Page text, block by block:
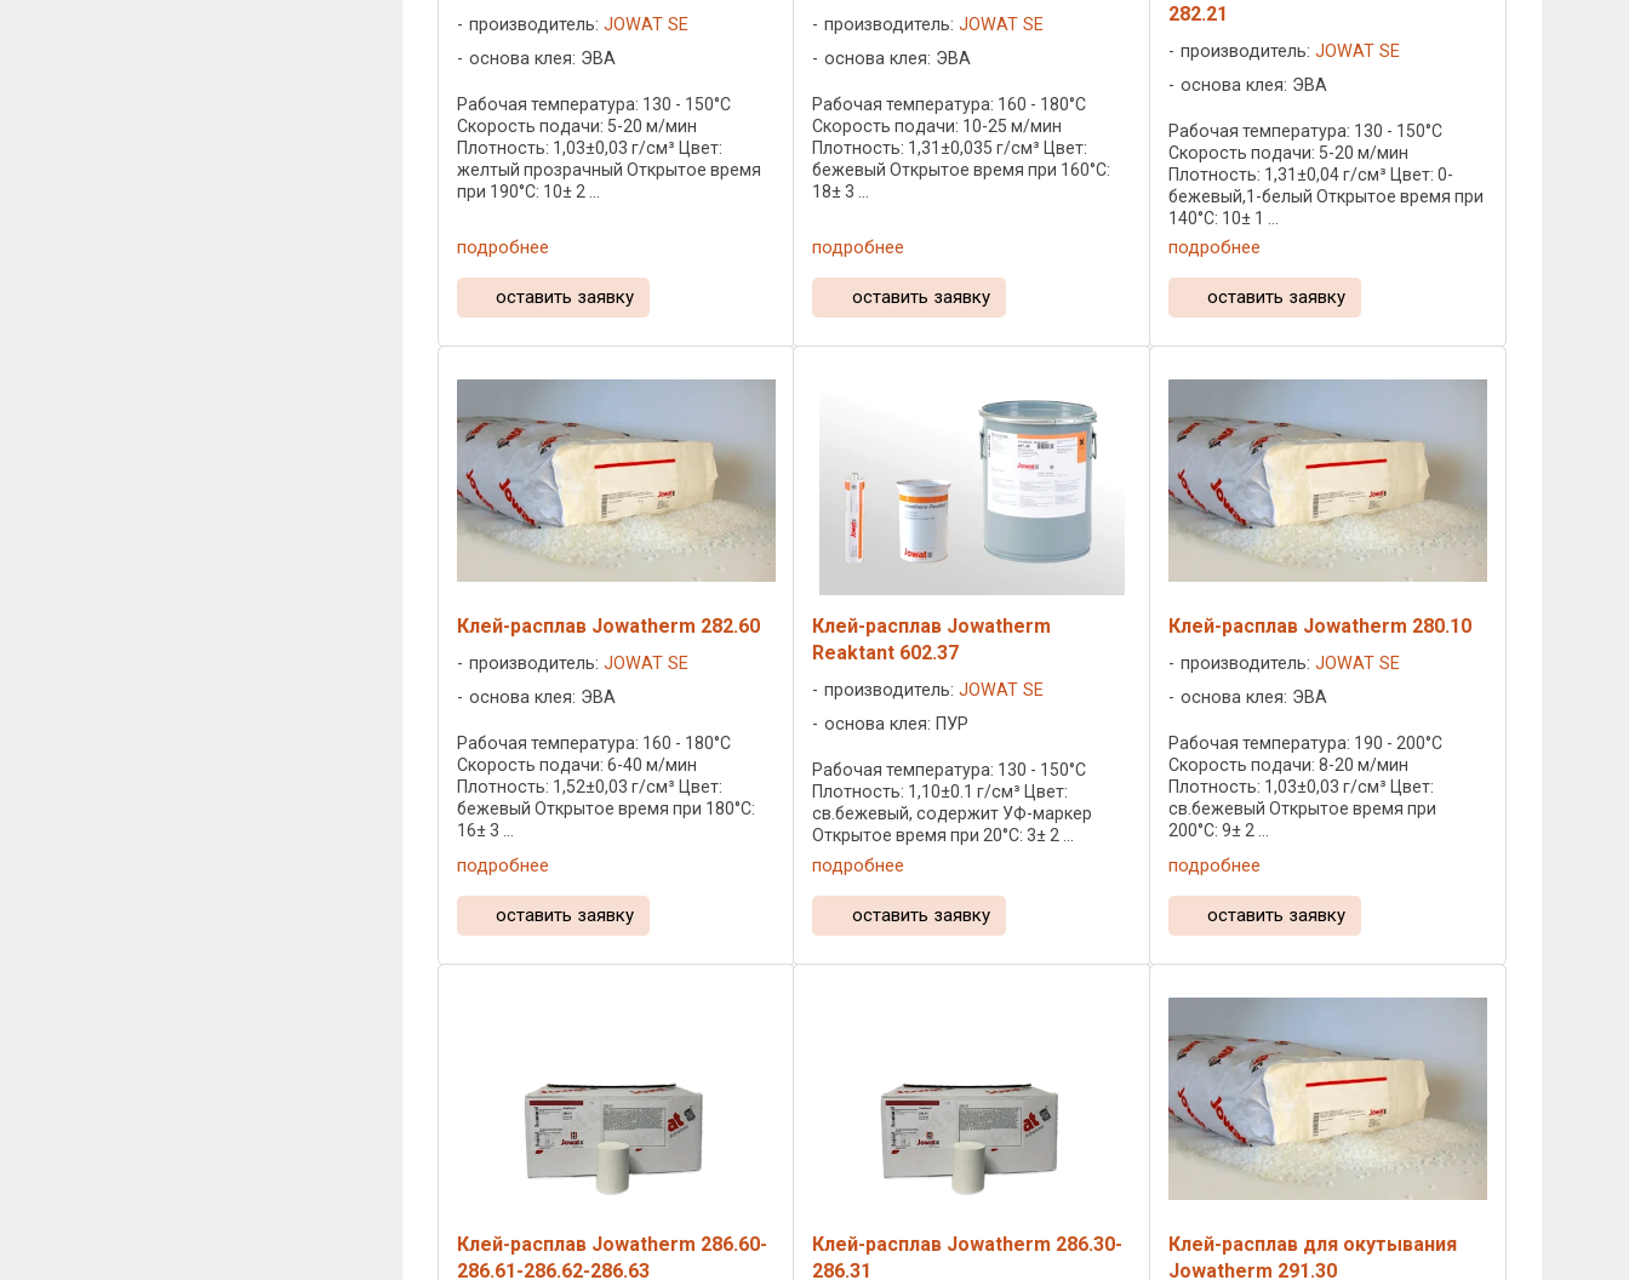
производитель: JOWAT SE
основа клея: ЭВА
Рабочая температура: 130 - 150°C
Скорость подачи: 5-20 м/мин
Плотность: 1,03±0,03 г/см³ Цвет:
желтый прозрачный Открытое время
при 190°C: 10± 2 ...
подробнее
оставить заявку
производитель:JOWAT SE
основа клея: ЭВА
Рабочая температура: 160 - 180°C
Скорость подачи: 10-25 м/мин
Плотность: 1,31±0,035 г/см³ Цвет:
бежевый Открытое время при 160°C:
18± 3 ...
подробнее
оставить заявку
282.21
производитель: JOWAT SE
основа клея: ЭВА
Рабочая температура: 130 - 150°C
Скорость подачи: 5-20 м/мин
Плотность: 1,31±0,04 г/см³ Цвет: 0-
бежевый,1-белый Открытое время при
140°C: 10± 1 ...
подробнее
оставить заявку
Клей-расплав Jowatherm 282.60
производитель: JOWAT SE
основа клея: ЭВА
Рабочая температура: 160 - 180°C
Скорость подачи: 6-40 м/мин
Плотность: 1,52±0,03 г/см³ Цвет:
бежевый Открытое время при 180°C:
16± 3 ...
подробнее
оставить заявку
Клей-расплав Jowatherm
Reaktant 602.37
производитель:JOWAT SE
основа клея: ПУР
Рабочая температура: 130 - 150°C
Плотность: 1,10±0.1 г/см³ Цвет:
св.бежевый, содержит УФ-маркер
Открытое время при 20°C: 3± 2 ...
подробнее
оставить заявку
Клей-расплав Jowatherm 280.10
производитель: JOWAT SE
основа клея: ЭВА
Рабочая температура: 190 - 200°C
Скорость подачи: 8-20 м/мин
Плотность: 1,03±0,03 г/см³ Цвет:
св.бежевый Открытое время при
200°C: 9± 2 ...
подробнее
оставить заявку
Клей-расплав Jowatherm 286.60-
286.61-286.62-286.63
Клей-расплав Jowatherm 286.30-
286.31
Клей-расплав для окутывания
Jowatherm 291.30